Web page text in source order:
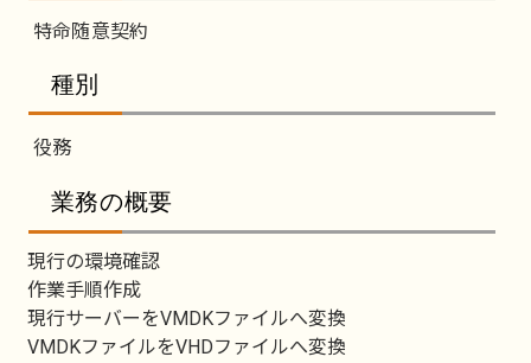
特命随意契約
種別
役務
業務の概要
現行の環境確認
作業手順作成
現行サーバーをVMDKファイルへ変換
VMDKファイルをVHDファイルへ変換